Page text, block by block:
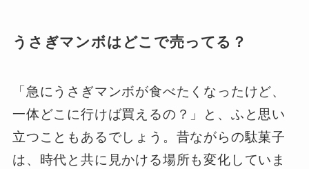
うさぎマンボはどこで売ってる？
「急にうさぎマンボが食べたくなったけど、
一体どこに行けば買えるの？」と、ふと思い
立つこともあるでしょう。昔ながらの駄菓子
は、時代と共に見かける場所も変化していま